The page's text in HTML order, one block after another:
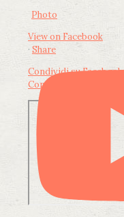
Photo
View on Facebook
· Share
Condividi su Facebook
Condividi su LinkedIn